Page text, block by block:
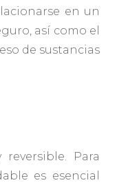
en un
así como el
de sustancias
Para
es esencial